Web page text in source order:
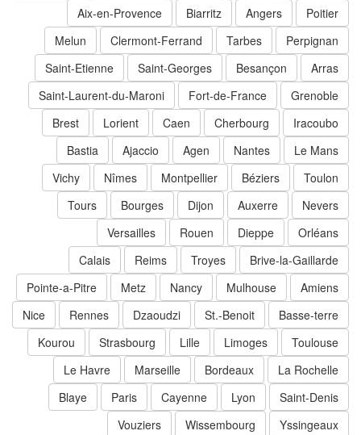
Poitier
Angers
Biarritz
Aix-en-Provence
Perpignan
Tarbes
Clermont-Ferrand
Melun
Arras
Besançon
Saint-Georges
Saint-Etienne
Grenoble
Fort-de-France
Saint-Laurent-du-Maroni
Iracoubo
Cherbourg
Caen
Lorient
Brest
Le Mans
Nantes
Agen
Ajaccio
Bastia
Toulon
Béziers
Montpellier
Nîmes
Vichy
Nevers
Auxerre
Dijon
Bourges
Tours
Orléans
Dieppe
Rouen
Versailles
Brive-la-Gaillarde
Troyes
Reims
Calais
Amiens
Mulhouse
Nancy
Metz
Pointe-a-Pitre
Basse-terre
St.-Benoit
Dzaoudzi
Rennes
Nice
Toulouse
Limoges
Strasbourg
Kourou
La Rochelle
Bordeaux
Marseille
Le Havre
Saint-Denis
Lyon
Cayenne
Paris
Blaye
Yssingeaux
Wissembourg
Vouziers